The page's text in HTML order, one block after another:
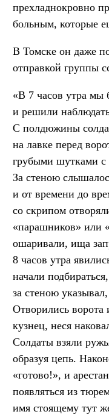
прехладнокровно
больным, которые
В Томске он даже
отправкой группы
«В 7 часов утра мы
и решили
С полдюжины
на лавке перед
грубыми шутками с
За стеною
и от времени до
со скрипом
«парашников» или
ошаривали, ища
8 часов утра
начали
за стеною
Отворились
кузнец, неся
Солдаты взяли
образуя цепь.
«готово!», и
появляться из
имя стоящему тут